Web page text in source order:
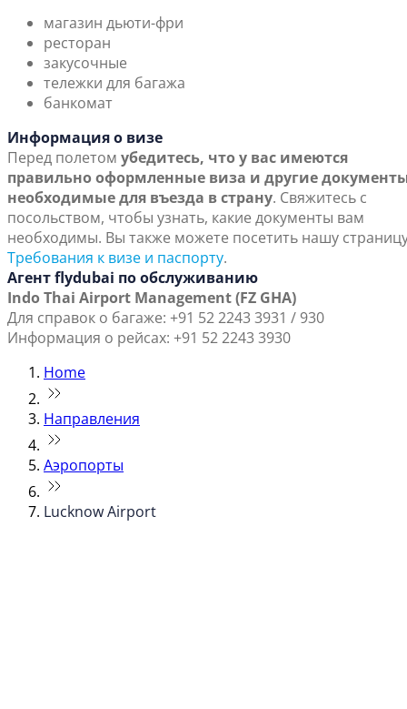
магазин дьюти-фри
ресторан
закусочные
тележки для багажа
банкомат
Информация о визе
Перед полетом убедитесь, что у вас имеются
правильно оформленные виза и другие
необходимые для въезда в страну. Свяжитесь с
посольством, чтобы узнать, какие документы вам
необходимы. Вы также можете посетить нашу
Требования к визе и паспорту.
Агент flydubai по обслуживанию
Indo Thai Airport Management (FZ GHA)
Для справок о багаже: +91 52 2243 3931 / 930
Информация о рейсах: +91 52 2243 3930
Home
Направления
Аэропорты
Lucknow Airport